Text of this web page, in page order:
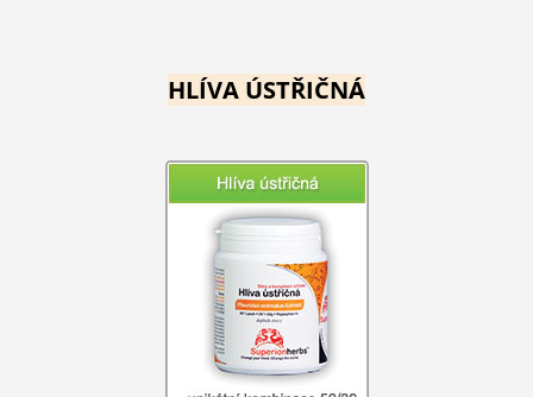
HLÍVA ÚSTŘIČNÁ